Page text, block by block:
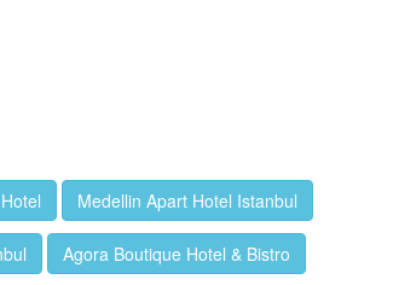
Medellin Apart Hotel Istanbul
Agora Boutique Hotel & Bistro